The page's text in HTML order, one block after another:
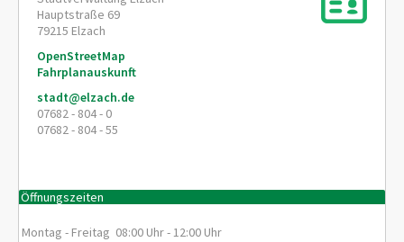
Hauptstraße 69
79215 Elzach
OpenStreetMap
Fahrplanauskunft
stadt@elzach.de
07682 - 804 - 0
07682 - 804 - 55
Öffnungszeiten
Montag - Freitag 08:00 Uhr - 12:00 Uhr